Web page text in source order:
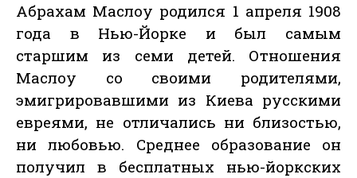
Абрахам Маслоу родился 1 апреля 1908
года в Нью-Йорке и был самым
старшим из семи детей. Отношения
Маслоу со своими родителями,
эмигрировавшими из Киева русскими
евреями, не отличались ни близостью,
ни любовью. Среднее образование он
получил в бесплатных нью-йоркских